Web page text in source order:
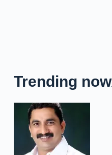
Trending now